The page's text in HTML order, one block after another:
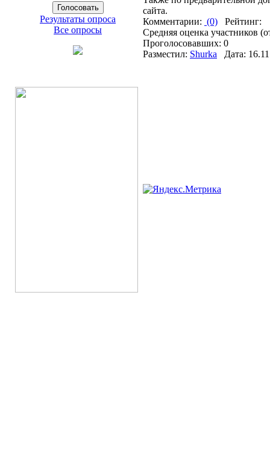
Результаты опроса
Все опросы
сайта.
Комментарии: (0) Рейтинг:
Средняя оценка участников
Проголосовавших: 0
Разместил: Shurka Дата: